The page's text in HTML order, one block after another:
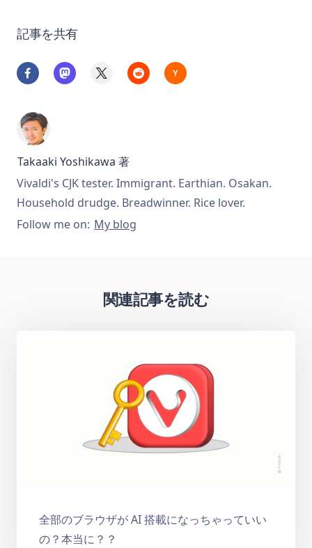
記事を共有
Takaaki Yoshikawa 著
Vivaldi's CJK tester. Immigrant. Earthian. Osakan.
Household drudge. Breadwinner. Rice lover.
Follow me on: My blog
関連記事を読む
全部のブラウザが AI 搭載になっちゃっていい
の？本当に？？